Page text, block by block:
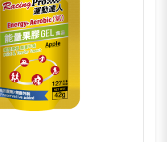
42g
水
蜜
桃
口
味
數
量